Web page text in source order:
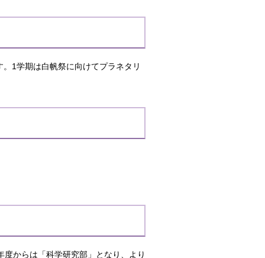
1学期は白帆祭に向けてプラネタリ
からは「科学研究部」となり、より